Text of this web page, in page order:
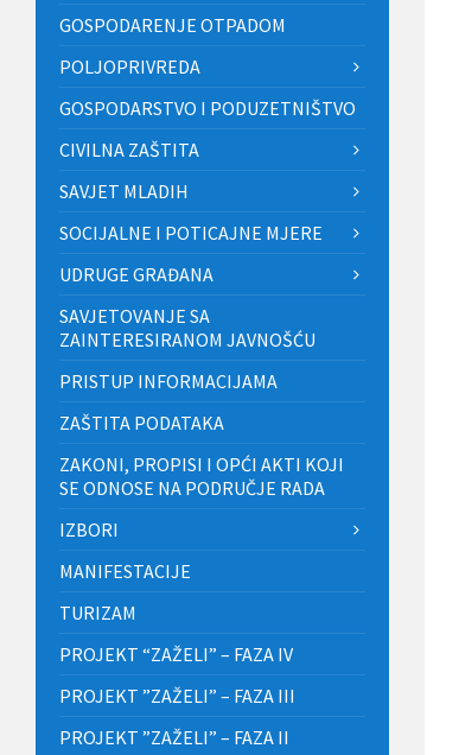
GOSPODARENJE OTPADOM
POLJOPRIVREDA
GOSPODARSTVO I PODUZETNIŠTVO
CIVILNA ZAŠTITA
SAVJET MLADIH
SOCIJALNE I POTICAJNE MJERE
UDRUGE GRAĐANA
SAVJETOVANJE SA
ZAINTERESIRANOM JAVNOŠĆU
PRISTUP INFORMACIJAMA
ZAŠTITA PODATAKA
ZAKONI, PROPISI I OPĆI AKTI KOJI
SE ODNOSE NA PODRUČJE RADA
IZBORI
MANIFESTACIJE
TURIZAM
PROJEKT “ZAŽELI” – FAZA IV
PROJEKT ”ZAŽELI” – FAZA III
PROJEKT ”ZAŽELI” – FAZA II